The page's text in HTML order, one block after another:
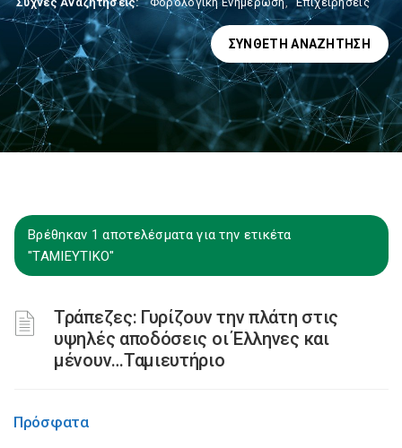
ΣΎΝΘΕΤΗ ΑΝΑΖΉΤΗΣΗ
Βρέθηκαν 1 αποτελέσματα για την ετικέτα
"ΤΑΜΙΕΥΤΙΚΟ"
Τράπεζες: Γυρίζουν την πλάτη στις
υψηλές αποδόσεις οι Έλληνες και
μένουν…Ταμιευτήριο
Πρόσφατα